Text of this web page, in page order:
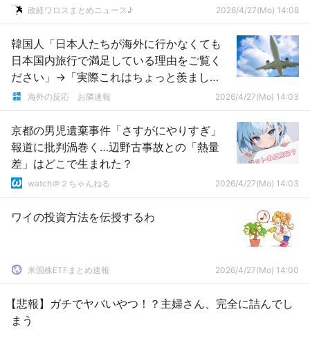
ｗｗ政経ワロスまとめニュース♪ 2026/4/27(Mo) 14:08
韓国人「日本人たちが海外に行かなくても
日本国内旅行で満足している理由をご覧く
ださい」→「実際これはちょっと羨まし
い」「我々も北朝鮮と統一してた
海外の反応 お隣速報 2026/4/27(Mo) 14:03
京都の男児遺棄事件「さすがにやりすぎ」
報道に批判渦巻く…辺野古事故との「熱量
差」はどこで生まれた？
watch＠２ちゃんねる 2026/4/27(Mo) 14:03
ワイの投資方法を伝授するわ
米国株ETFまとめ速報 2026/4/27(Mo) 14:00
【悲報】ガチでヤバいやつ！？主婦さん、完全に詰んでし
まう